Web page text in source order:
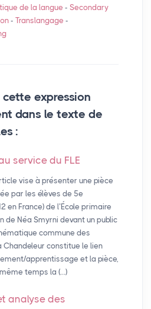
de la langue - Secondary
- Translangage -
expression
dans le texte de
:
service du FLE
vise à présenter une pièce
par les élèves de 5e
en France) de l’École primaire
de Néa Smyrni devant un public
commune des
Chandeleur constitue le lien
apprentissage et la pièce,
temps la (…)
analyse des